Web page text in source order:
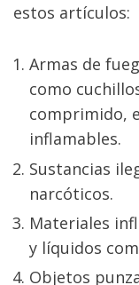
estos artículos:
Armas de
como
comprimido,
inflamables.
Sustancias
narcóticos.
Materiales
y líquidos
Objetos